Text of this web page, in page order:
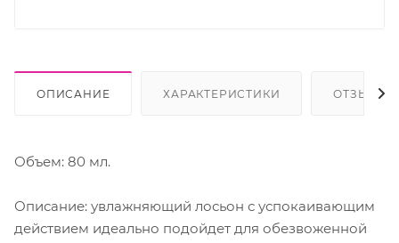
ОПИСАНИЕ ХАРАКТЕРИСТИКИ ОТЗЫВЫ
Объем: 80 мл.
Описание: увлажняющий лосьон с успокаивающим
действием идеально подойдет для обезвоженной